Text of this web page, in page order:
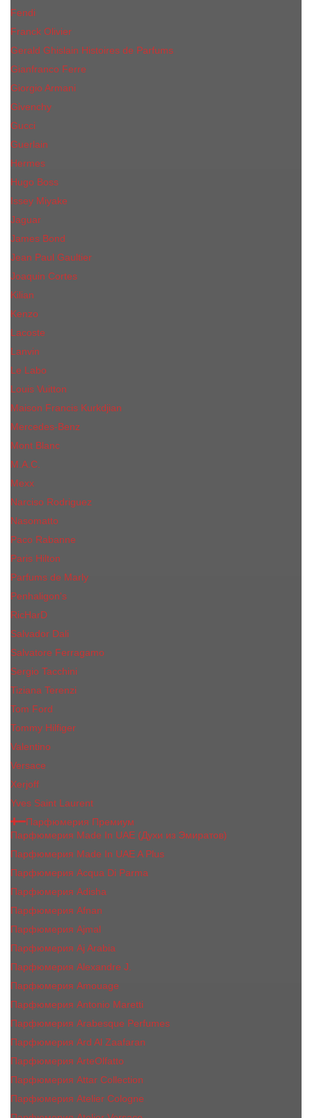
Fendi
Franck Olivier
Gerald Ghislain Histoires de Parfums
Gianfranco Ferre
Giorgio Armani
Givenchy
Gucci
Guerlain
Hermes
Hugo Boss
Issey Miyake
Jaguar
James Bond
Jean Paul Gaultier
Joaquin Сortes
Kilian
Kenzo
Lacoste
Lanvin
Le Labo
Louis Vuitton
Maison Francis Kurkdjian
Mercedes-Benz
Mont Blanc
M.А.C.
Mexx
Narciso Rodriguez
Nasomatto
Paco Rabanne
Paris Hilton
Parfums de Marly
Penhaligon​'s
RicHarD
Salvador Dali
Salvatore Ferragamo
Sergio Tacchini
Tiziana Terenzi
Tom Ford
Tommy Hilfiger
Valentino
Versace
Xerjoff
Yves Saint Laurent
Парфюмерия Премиум
Парфюмерия Made In UAE (Духи из Эмиратов)
Парфюмерия Made In UAE A Plus
Парфюмерия Acqua Di Parma
Парфюмерия Adisha
Парфюмерия Afnan
Парфюмерия Ajmal
Парфюмерия Aj Arabia
Парфюмерия Alexandre J.
Парфюмерия Amouage
Парфюмерия Antonio Maretti
Парфюмерия Arabesque Perfumes
Парфюмерия Ard Al Zaafaran
Парфюмерия ArteOlfatto
Парфюмерия Attar Collection
Парфюмерия Atelier Cologne